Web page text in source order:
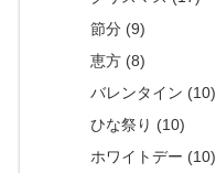
節分 (9)
恵方 (8)
バレンタイン (10)
ひな祭り (10)
ホワイトデー (10)